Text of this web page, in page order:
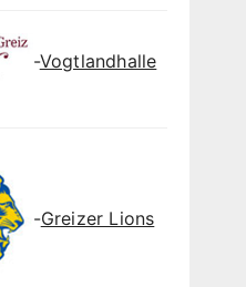
-Vogtlandhalle
-Greizer Lions